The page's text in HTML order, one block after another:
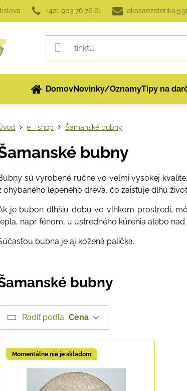
+421 903 76 76 61
DomovNovinky/OznamyTipy na
e - shop Šamanské bubny
bubny
sú vyrobené ručne vo veľmi vysokej
ohýbaného lepeného dreva, čo zaisťuje dlhú
je bubon dlhšiu dobu vo vlhkom prostredí,
napr fénom, u ústredného kúrenia alebo
bubna je aj kožená palička.
bubny
Radiť podľa: Cena
Momentálne nie je skladom